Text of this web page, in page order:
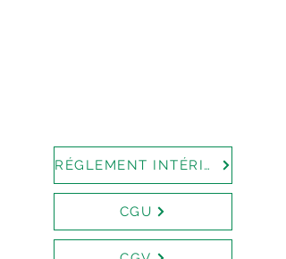
RÉGLEMENT INTÉRIEUR
CGU